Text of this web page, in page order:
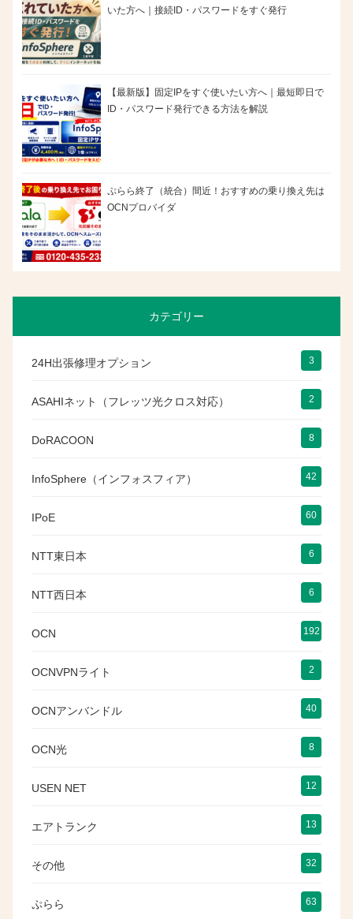
いた方へ｜接続ID・パスワードをすぐ発行
【最新版】固定IPをすぐ使いたい方へ｜最短即日で
ID・パスワード発行できる方法を解説
ぷらら終了（統合）間近！おすすめの乗り換え先は
OCNプロバイダ
カテゴリー
24H出張修理オプション 3
ASAHIネット（フレッツ光クロス対応） 2
DoRACOON 8
InfoSphere（インフォスフィア） 42
IPoE 60
NTT東日本 6
NTT西日本 6
OCN 192
OCNVPNライト 2
OCNアンバンドル 40
OCN光 8
USEN NET 12
エアトランク 13
その他 32
ぷらら 63